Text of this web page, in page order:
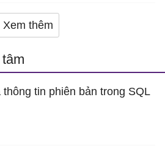
Xem thêm
thông tin phiên bản trong SQL